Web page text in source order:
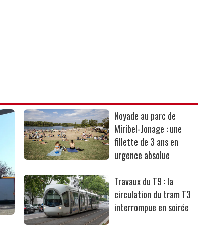
Noyade au parc de
Miribel-Jonage : une
fillette de 3 ans en
urgence absolue
Travaux du T9 : la
circulation du tram T3
interrompue en soirée